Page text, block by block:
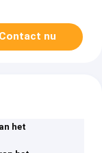
Contact nu
het